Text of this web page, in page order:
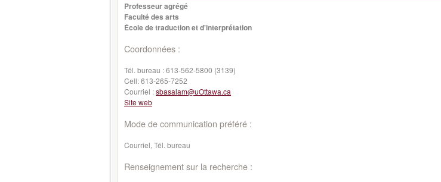
Professeur agrégé
Faculté des arts
École de traduction et d'interprétation
Coordonnées :
Tél. bureau :613-562-5800 (3139)
Cell:613-265-7252
Courriel :sbasalam@uOttawa.ca
Site web
Mode de communication préféré :
Courriel, Tél. bureau
Renseignement sur la recherche :